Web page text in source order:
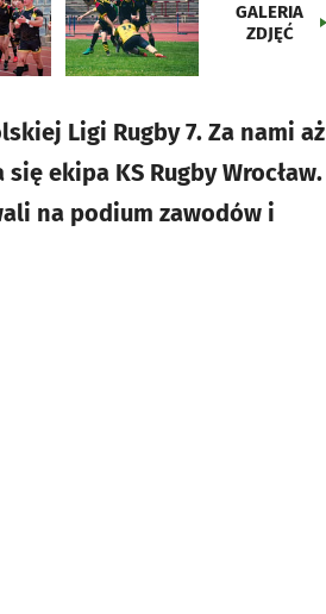
GALERIA
ZDJĘĆ
Ligi Rugby 7. Za nami aż
ekipa KS Rugby Wrocław.
na podium zawodów i